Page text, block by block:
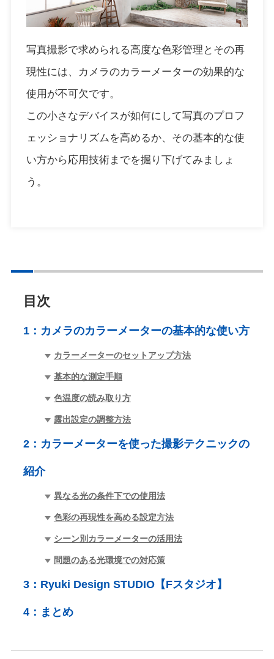
写真撮影で求められる高度な色彩管理とその再
現性には、カメラのカラーメーターの効果的な
使用が不可欠です。
この小さなデバイスが如何にして写真のプロフ
ェッショナリズムを高めるか、その基本的な使
い方から応用技術までを掘り下げてみましょ
う。
目次
1： カメラのカラーメーターの基本的な使い方
カラーメーターのセットアップ方法
基本的な測定手順
色温度の読み取り方
露出設定の調整方法
2： カラーメーターを使った撮影テクニックの
紹介
異なる光の条件下での使用法
色彩の再現性を高める設定方法
シーン別カラーメーターの活用法
問題のある光環境での対応策
3： Ryuki Design STUDIO【Fスタジオ】
4： まとめ